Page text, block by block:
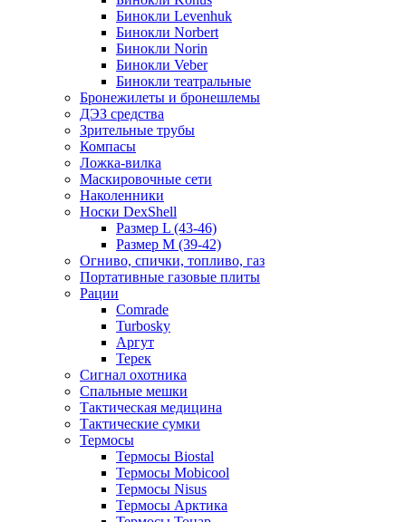
Бинокли Levenhuk
Бинокли Norbert
Бинокли Norin
Бинокли Veber
Бинокли театральные
Бронежилеты и бронешлемы
ДЭЗ средства
Зрительные трубы
Компасы
Ложка-вилка
Маскировочные сети
Наколенники
Носки DexShell
Размер L (43-46)
Размер M (39-42)
Огниво, спички, топливо, газ
Портативные газовые плиты
Рации
Comrade
Turbosky
Аргут
Терек
Сигнал охотника
Спальные мешки
Тактическая медицина
Тактические сумки
Термосы
Термосы Biostal
Термосы Mobicool
Термосы Nisus
Термосы Арктика